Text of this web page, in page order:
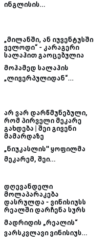
ინგლისის...
„მილანში, ან იუვენტუსში
ველოდი“ - კარაგერი
სალაჰით გაოცებულია
მოჰამედ სალაჰის
„ლივერპულიდან“...
არ ვარ დარწმუნებული,
რომ პირველი მეკარე
გახდება | შეი გივენი
მამარდაზე
„ნიუკასლის'' ყოფილმა
მეკარემ, შეი...
დღევანდელი
მოლაპარაკება
დასრულდა - ვინისიუსს
რეალში დარჩენა სურს
მადრიდის „რეალის“
ვარსკვლავი ვინისიუს...